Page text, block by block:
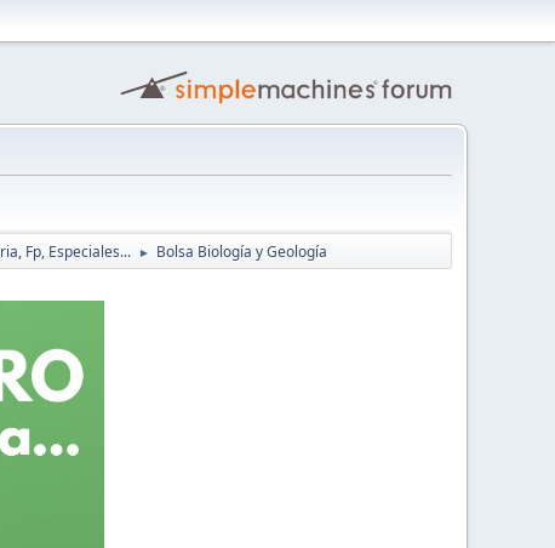
Fp, Especiales... ► Bolsa Biología y Geología